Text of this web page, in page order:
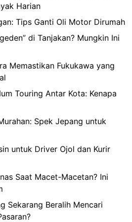
Harian
Tips Ganti Oli Motor Dirumah
di Tanjakan? Mungkin Ini
Memastikan Fukukawa yang
Touring Antar Kota: Kenapa
Spek Jepang untuk
untuk Driver Ojol dan Kurir
Saat Macet-Macetan? Ini
Sekarang Beralih Mencari